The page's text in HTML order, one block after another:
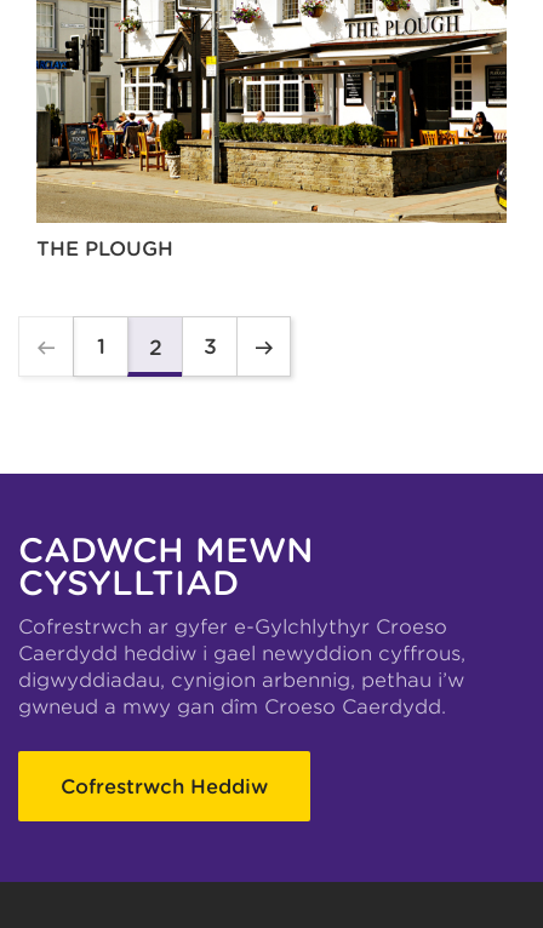
THE PLOUGH
1 2 3
CADWCH MEWN
CYSYLLTIAD
Cofrestrwch ar gyfer e-Gylchlythyr Croeso
Caerdydd heddiw i gael newyddion cyffrous,
digwyddiadau, cynigion arbennig, pethau i’w
gwneud a mwy gan dîm Croeso Caerdydd.
Cofrestrwch Heddiw